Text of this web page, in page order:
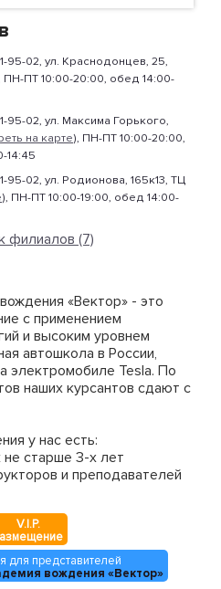
95-02, ул. Краснодонцев, 25,
ПН-ПТ 10:00-20:00, обед 14:00-
95-02, ул. Максима Горького,
на карте), ПН-ПТ 10:00-20:00,
14:45
95-02, ул. Родионова, 165к13, ТЦ
), ПН-ПТ 10:00-19:00, обед 14:00-
филиалов (7)
«Вектор» - это
с применением
и высоким уровнем
автошкола в России,
электромобиле Tesla. По
наших курсантов сдают с
у нас есть:
старше 3-х лет
и преподавателей
24/7
приложение (изучении
вождение, оплата онлайн,
билетам)
V.I.P.
для представителей
вождения «Вектор»